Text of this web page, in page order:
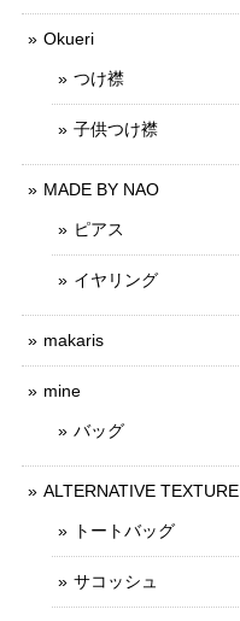
Okueri
つけ襟
子供つけ襟
MADE BY NAO
ピアス
イヤリング
makaris
mine
バッグ
ALTERNATIVE TEXTURE
トートバッグ
サコッシュ